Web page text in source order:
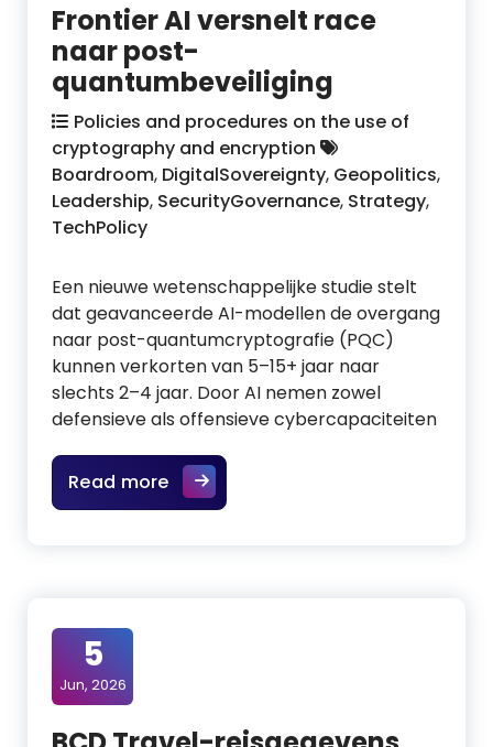
Frontier AI versnelt race
naar post-
quantumbeveiliging
Policies and procedures on the use of
cryptography and encryption
Boardroom, DigitalSovereignty, Geopolitics,
Leadership, SecurityGovernance, Strategy,
TechPolicy
Een nieuwe wetenschappelijke studie stelt
dat geavanceerde AI-modellen de overgang
naar post-quantumcryptografie (PQC)
kunnen verkorten van 5–15+ jaar naar
slechts 2–4 jaar. Door AI nemen zowel
defensieve als offensieve cybercapaciteiten
Read more
5
Jun, 2026